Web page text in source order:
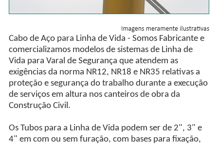
Cabo de Aço para Linha de Vida - Somos Fabricante e
comercializamos modelos de sistemas de Linha de
Vida para Varal de Segurança que atendem as
exigências da norma NR12, NR18 e NR35 relativas a
proteção e segurança do trabalho durante a execução
de serviços em altura nos canteiros de obra da
Construção Civil.
Os Tubos para a Linha de Vida podem ser de 2", 3" e
4" em com ou sem furação, com bases para fixação,